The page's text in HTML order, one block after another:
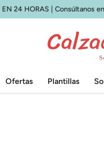
EN 24 HORAS | Consúltanos
Ofertas Plantillas